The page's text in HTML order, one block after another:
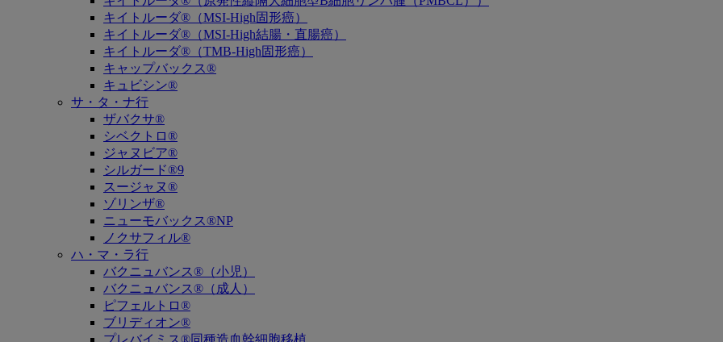
キイトルーダ®（MSI-High固形癌）
キイトルーダ®（MSI-High結腸・直腸癌）
キイトルーダ®（TMB-High固形癌）
キャップバックス®
キュビシン®
サ・タ・ナ行
ザバクサ®
シベクトロ®
ジャヌビア®
シルガード®9
スージャヌ®
ゾリンザ®
ニューモバックス®NP
ノクサフィル®
ハ・マ・ラ行
バクニュバンス®（小児）
バクニュバンス®（成人）
ピフェルトロ®
ブリディオン®
プレバイミス®同種造血幹細胞移植